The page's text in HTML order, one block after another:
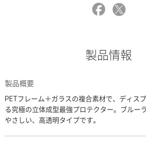
製品情報
製品概要
PETフレーム＋ガラスの複合素材で、ディス
る究極の立体成型最強プロテクター。ブルー
やさしい、高透明タイプです。